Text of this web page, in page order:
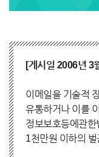
[게시일 2006년 3
이메일을 기술적
유통하거나 이를
정보보호등에관한
1천만원 이하의